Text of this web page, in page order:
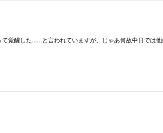
醒した……と言われていますが、じゃあ何故中日では他